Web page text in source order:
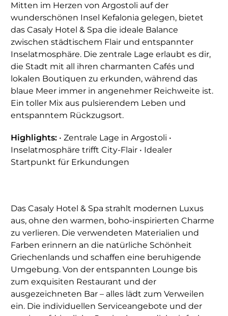
Mitten im Herzen von Argostoli auf der
wunderschönen Insel Kefalonia gelegen, bietet
das Casaly Hotel & Spa die ideale Balance
zwischen städtischem Flair und entspannter
Inselatmosphäre. Die zentrale Lage erlaubt es dir,
die Stadt mit all ihren charmanten Cafés und
lokalen Boutiquen zu erkunden, während das
blaue Meer immer in angenehmer Reichweite ist.
Ein toller Mix aus pulsierendem Leben und
entspanntem Rückzugsort.
Highlights: • Zentrale Lage in Argostoli •
Inselatmosphäre trifft City-Flair • Idealer
Startpunkt für Erkundungen
Das Casaly Hotel & Spa strahlt modernen Luxus
aus, ohne den warmen, boho-inspirierten Charme
zu verlieren. Die verwendeten Materialien und
Farben erinnern an die natürliche Schönheit
Griechenlands und schaffen eine beruhigende
Umgebung. Von der entspannten Lounge bis
zum exquisiten Restaurant und der
ausgezeichneten Bar – alles lädt zum Verweilen
ein. Die individuellen Serviceangebote und der